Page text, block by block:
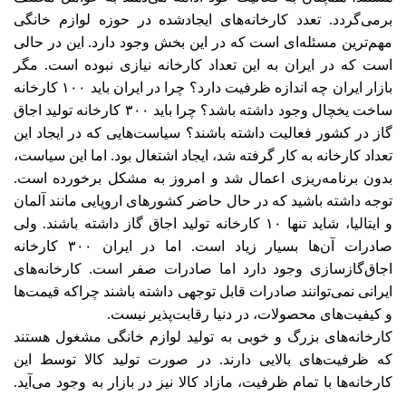
برمی‌گردد. تعدد کارخانه‌های‌‌ ایجادشده در حوزه لوازم خانگی
مهم‌ترین مسئله‌ای است که در این بخش وجود دارد. این در حالی
است که در ایران به این تعداد کارخانه نیازی نبوده است. مگر
بازار ایران چه اندازه ظرفیت دارد؟ چرا در ایران باید ۱۰۰ کارخانه
ساخت یخچال وجود داشته باشد؟ چرا باید ۳۰۰ کارخانه تولید اجاق
گاز در کشور فعالیت داشته باشند؟ سیاست‌هایی که در ایجاد این
تعداد کارخانه به کار گرفته شد، ایجاد اشتغال بود. اما این سیاست،
بدون برنامه‌ریزی اعمال شد و امروز به مشکل برخورده است.
توجه داشته باشید که در حال حاضر کشورهای اروپایی مانند آلمان
و ایتالیا، شاید تنها ۱۰ کارخانه تولید اجاق گاز داشته باشند. ولی
صادرات آن‌ها ‌‌بسیار زیاد است. اما در ایران ۳۰۰ کارخانه
اجاق‌گازسازی وجود دارد اما صادرات صفر است. کارخانه‌های‌‌
ایرانی نمی‌توانند صادرات قابل توجهی داشته باشند چراکه قیمت‌ها
‌‌و کیفیت‌های‌‌ محصولات، در دنیا رقابت‌پذیر نیست.
کارخانه‌های‌‌ بزرگ و خوبی به تولید لوازم خانگی مشغول هستند
که ظرفیت‌های‌‌ بالایی دارند. در صورت تولید کالا توسط این
کارخانه‌ها ‌‌با تمام ظرفیت، مازاد کالا نیز در بازار به وجود می‌‌‌آید.